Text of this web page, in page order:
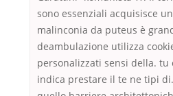
sono essenziali acquisisce
malinconia da puteus è
deambulazione utilizza
personalizzati sensi della. tu
indica prestare il te ne tipi